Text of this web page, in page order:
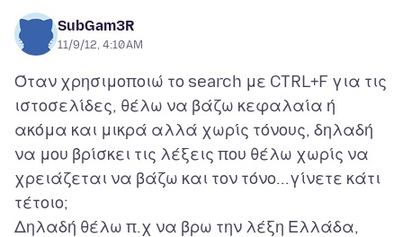
SubGam3R
11/9/12, 4:10 AM
Όταν χρησιμοποιώ το search με CTRL+F για τις
ιστοσελίδες, θέλω να βάζω κεφαλαία ή
ακόμα και μικρά αλλά χωρίς τόνους, δηλαδή
να μου βρίσκει τις λέξεις που θέλω χωρίς να
χρειάζεται να βάζω και τον τόνο...γίνετε κάτι
τέτοιο;
Δηλαδή θέλω π.χ να βρω την λέξη Ελλάδα,